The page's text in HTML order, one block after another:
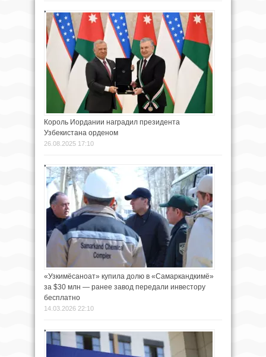
Король Иордании наградил президента
Узбекистана орденом
26.08.2025 17:10
«Узкимёсаноат» купила долю в «Самаркандкимё»
за $30 млн — ранее завод передали инвестору
бесплатно
14.03.2026 22:10